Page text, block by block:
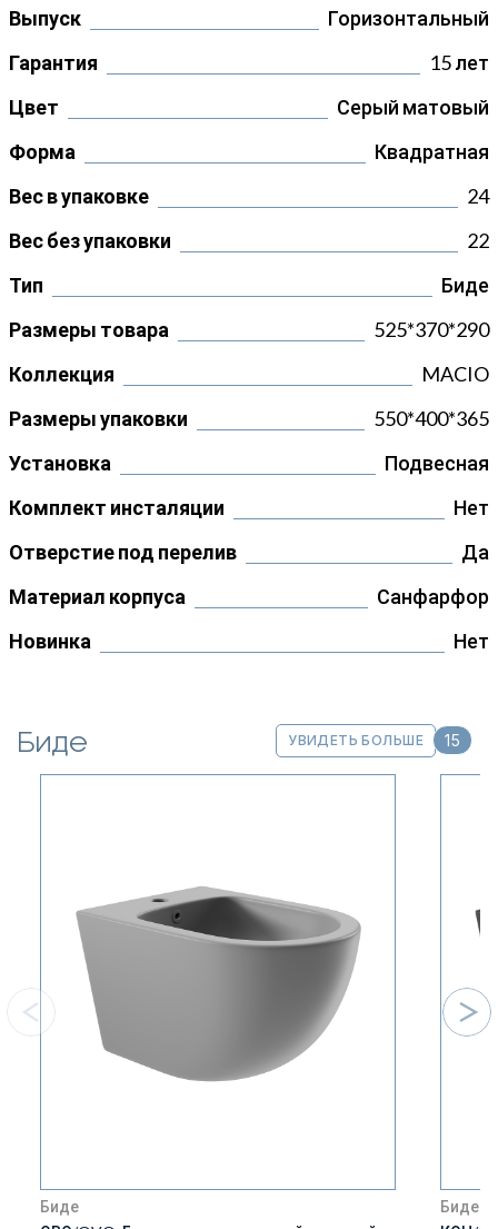
Выпуск
Горизонтальный
Гарантия
15 лет
Цвет
Серый матовый
Форма
Квадратная
Вес в упаковке
24
Вес без упаковки
22
Тип
Биде
Размеры товара
525*370*290
Коллекция
MACIO
Размеры упаковки
550*400*365
Установка
Подвесная
Комплект инсталяции
Нет
Отверстие под перелив
Да
Материал корпуса
Санфарфор
Новинка
Нет
Биде УВИДЕТЬ БОЛЬШЕ 15
Биде
Биде